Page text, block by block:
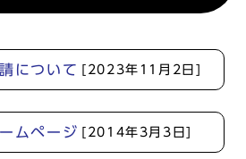
について [2023年11月2日]
ムページ [2014年3月3日]